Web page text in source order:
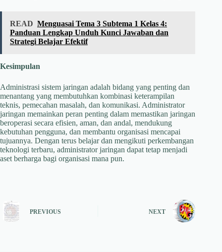
READ Menguasai Tema 3 Subtema 1 Kelas 4:
Panduan Lengkap Unduh Kunci Jawaban dan
Strategi Belajar Efektif
Kesimpulan
Administrasi sistem jaringan adalah bidang yang penting dan
menantang yang membutuhkan kombinasi keterampilan
teknis, pemecahan masalah, dan komunikasi. Administrator
jaringan memainkan peran penting dalam memastikan jaringan
beroperasi secara efisien, aman, dan andal, mendukung
kebutuhan pengguna, dan membantu organisasi mencapai
tujuannya. Dengan terus belajar dan mengikuti perkembangan
teknologi terbaru, administrator jaringan dapat tetap menjadi
aset berharga bagi organisasi mana pun.
PREVIOUS NEXT